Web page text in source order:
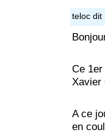
teloc dit
Ce
Xavier
A ce
en